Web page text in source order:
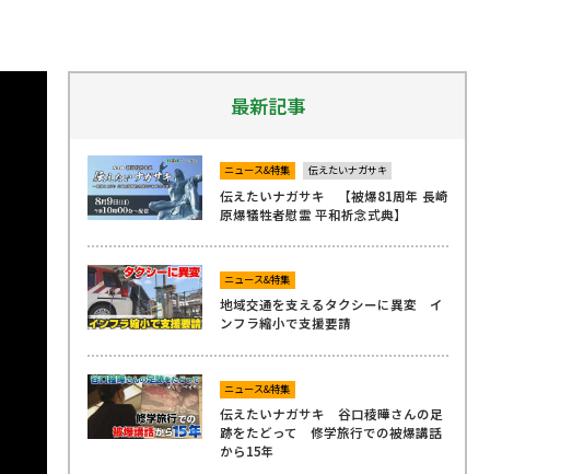
最新記事
ニュース&特集 伝えたいナガサキ
伝えたいナガサキ 【被爆81周年 長崎
原爆犠牲者慰霊 平和祈念式典】
ニュース&特集
地域交通を支えるタクシーに異変 イ
ンフラ縮小で支援要請
ニュース&特集
伝えたいナガサキ 谷口稜曄さんの足
跡をたどって 修学旅行での被爆講話
から15年